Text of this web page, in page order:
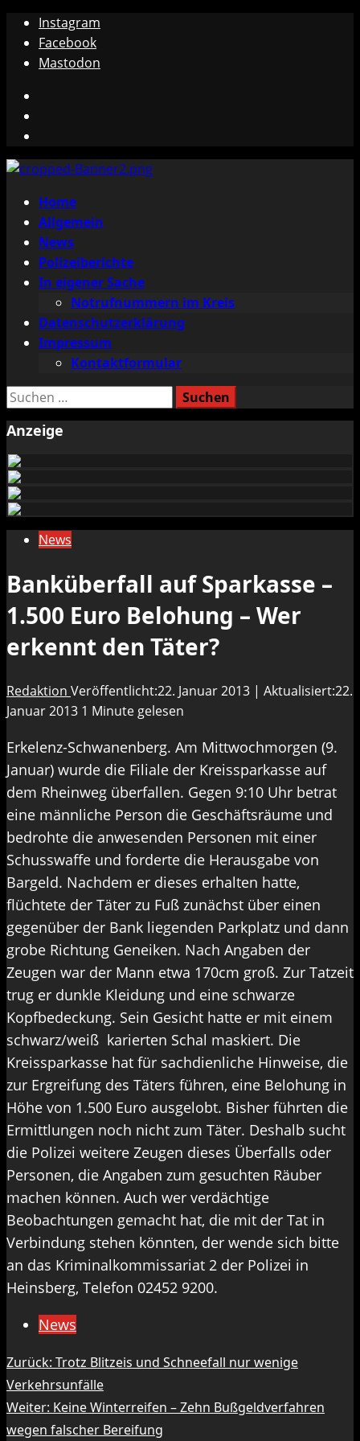
Zum
Inhalt
springen
Instagram
Facebook
Mastodon
Primäres
Menü
Home
Allgemein
News
Polizeiberichte
In eigener Sache
Notrufnummern im Kreis
Datenschutzerklärung
Impressum
Kontaktformular
Suchen
Anzeige
News
Banküberfall auf Sparkasse –
1.500 Euro Belohung – Wer
erkennt den Täter?
Redaktion Veröffentlicht:22. Januar 2013 | Aktualisiert:22.
Januar 2013 1 Minute gelesen
Erkelenz-Schwanenberg. Am Mittwochmorgen (9.
Januar) wurde die Filiale der Kreissparkasse auf
dem Rheinweg überfallen. Gegen 9:10 Uhr betrat
eine männliche Person die Geschäftsräume und
bedrohte die anwesenden Personen mit einer
Schusswaffe und forderte die Herausgabe von
Bargeld. Nachdem er dieses erhalten hatte,
flüchtete der Täter zu Fuß zunächst über einen
gegenüber der Bank liegenden Parkplatz und dann
grobe Richtung Geneiken. Nach Angaben der
Zeugen war der Mann etwa 170cm groß. Zur Tatzeit
trug er dunkle Kleidung und eine schwarze
Kopfbedeckung. Sein Gesicht hatte er mit einem
schwarz/weiß karierten Schal maskiert. Die
Kreissparkasse hat für sachdienliche Hinweise, die
zur Ergreifung des Täters führen, eine Belohung in
Höhe von 1.500 Euro ausgelobt. Bisher führten die
Ermittlungen noch nicht zum Täter. Deshalb sucht
die Polizei weitere Zeugen dieses Überfalls oder
Personen, die Angaben zum gesuchten Räuber
machen können. Auch wer verdächtige
Beobachtungen gemacht hat, die mit der Tat in
Verbindung stehen könnten, der wende sich bitte
an das Kriminalkommissariat 2 der Polizei in
Heinsberg, Telefon 02452 9200.
News
Beitragsnavigation
Zurück: Trotz Blitzeis und Schneefall nur wenige
Verkehrsunfälle
Weiter: Keine Winterreifen – Zehn Bußgeldverfahren
wegen falscher Bereifung